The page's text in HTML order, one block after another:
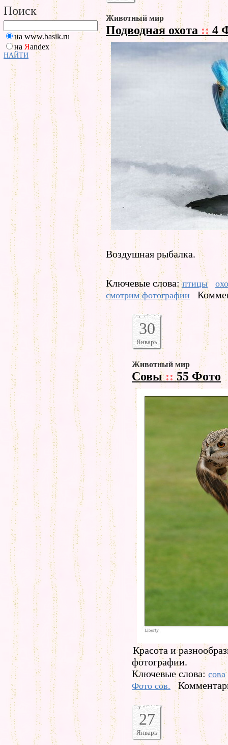
Поиск
на www.basik.ru
на Яandex
НАЙТИ
Животный мир
Подводная охота :: 4
Воздушная рыбалка.
Ключевые слова:птицы
смотрим фотографии
30
Январь
Животный мир
Совы::55 Фото
Красота и
фотографии.
Ключевые слова: сова
Фото сов.
27
Январь